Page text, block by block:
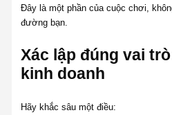
Đây là một phần của cuộc chơi,
đường bạn.
Xác lập đúng vai
kinh doanh
Hãy khắc sâu một điều: